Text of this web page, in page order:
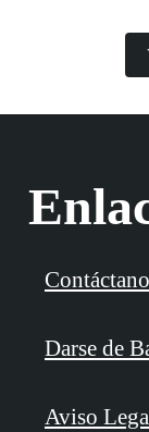
Darse de
Aviso